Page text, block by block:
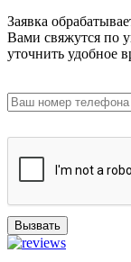
Заявка
Вами свяжутся по
уточнить удобное
Вызвать